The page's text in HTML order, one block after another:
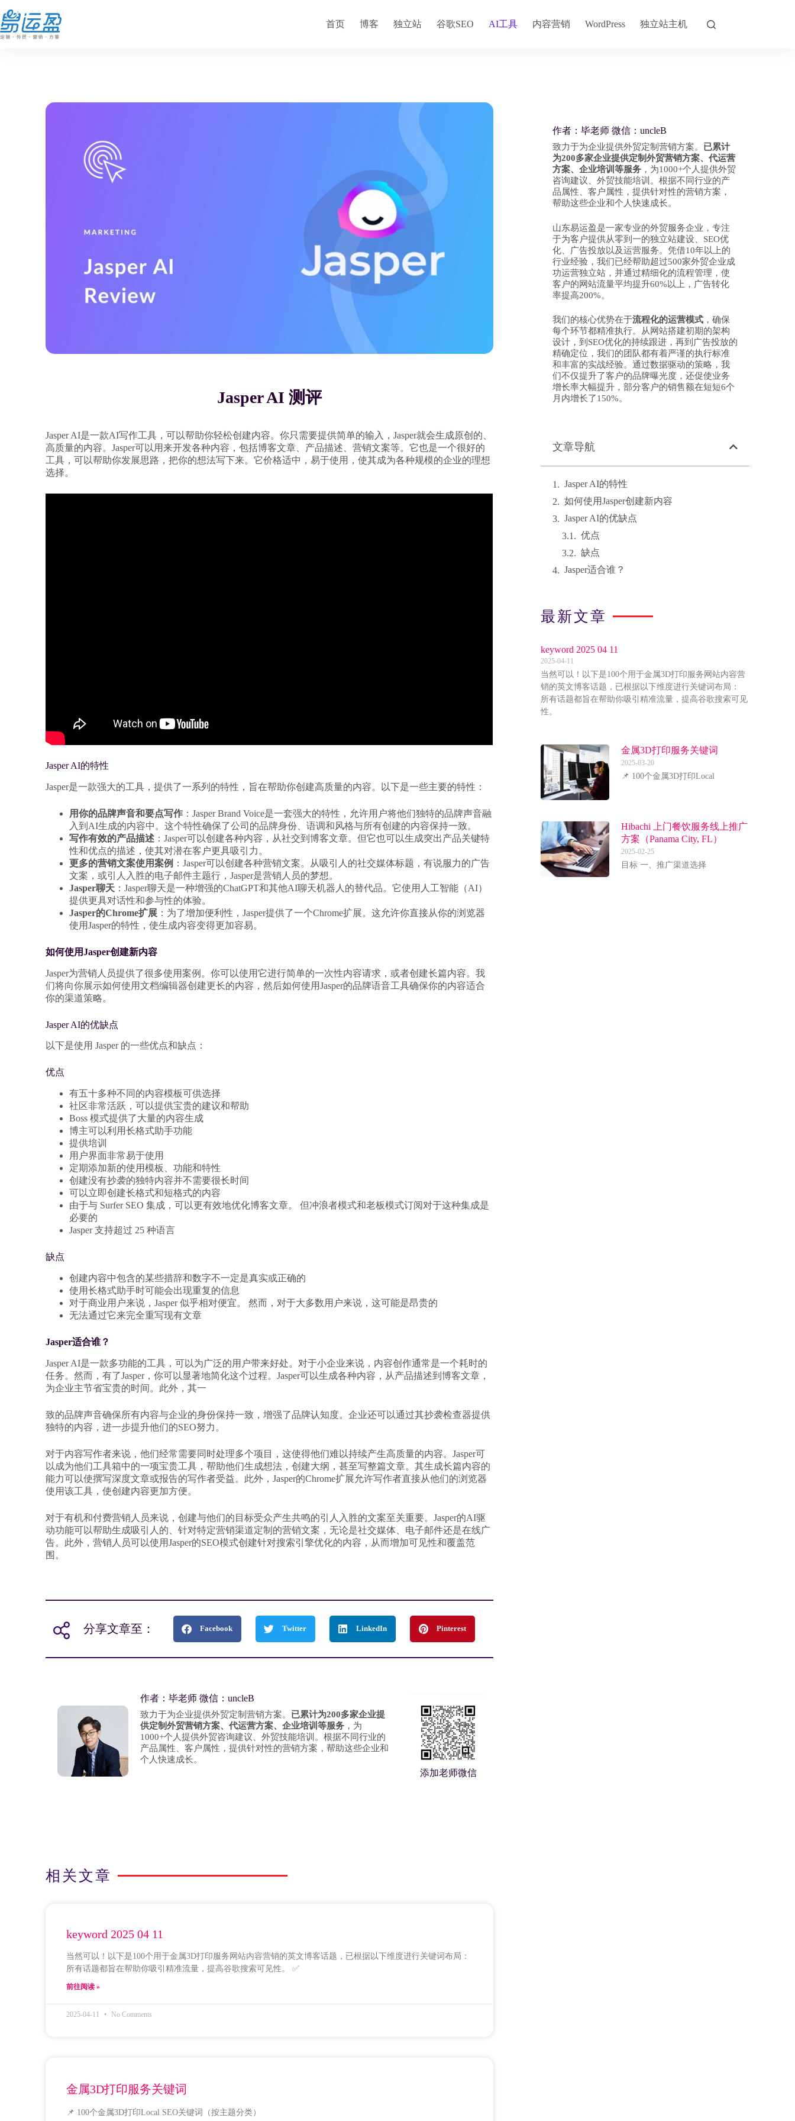
首页 博客 独立站 谷歌SEO AI工具 内容营销 WordPress 独立站主机
Jasper AI 测评
Jasper AI是一款AI写作工具，可以帮助你轻松创建内容。你只需要提供简单的输入，Jasper就会生成原创的、
高质量的内容。Jasper可以用来开发各种内容，包括博客文章、产品描述、营销文案等。它也是一个很好的
工具，可以帮助你发展思路，把你的想法写下来。它价格适中，易于使用，使其成为各种规模的企业的理想
选择。
Jasper AI的特性
Jasper是一款强大的工具，提供了一系列的特性，旨在帮助你创建高质量的内容。以下是一些主要的特性：
用你的品牌声音和要点写作 ：Jasper Brand Voice是一套强大的特性，允许用户将他们独特的品牌声音融
入到AI生成的内容中。这个特性确保了公司的品牌身份、语调和风格与所有创建的内容保持一致。
写作有效的产品描述 ：Jasper可以创建各种内容，从社交到博客文章。但它也可以生成突出产品关键特
性和优点的描述，使其对潜在客户更具吸引力。
更多的营销文案使用案例 ：Jasper可以创建各种营销文案。从吸引人的社交媒体标题，有说服力的广告
文案，或引人入胜的电子邮件主题行，Jasper是营销人员的梦想。
Jasper聊天 ：Jasper聊天是一种增强的ChatGPT和其他AI聊天机器人的替代品。它使用人工智能（AI）
提供更具对话性和参与性的体验。
Jasper的Chrome扩展 ：为了增加便利性，Jasper提供了一个Chrome扩展。这允许你直接从你的浏览器
使用Jasper的特性，使生成内容变得更加容易。
如何使用Jasper创建新内容
Jasper为营销人员提供了很多使用案例。你可以使用它进行简单的一次性内容请求，或者创建长篇内容。我
们将向你展示如何使用文档编辑器创建更长的内容，然后如何使用Jasper的品牌语音工具确保你的内容适合
你的渠道策略。
Jasper AI的优缺点
以下是使用 Jasper 的一些优点和缺点：
优点
有五十多种不同的内容模板可供选择
社区非常活跃，可以提供宝贵的建议和帮助
Boss 模式提供了大量的内容生成
博主可以利用长格式助手功能
提供培训
用户界面非常易于使用
定期添加新的使用模板、功能和特性
创建没有抄袭的独特内容并不需要很长时间
可以立即创建长格式和短格式的内容
由于与 Surfer SEO 集成，可以更有效地优化博客文章。 但冲浪者模式和老板模式订阅对于这种集成是
必要的
Jasper 支持超过 25 种语言
缺点
创建内容中包含的某些措辞和数字不一定是真实或正确的
使用长格式助手时可能会出现重复的信息
对于商业用户来说，Jasper 似乎相对便宜。 然而，对于大多数用户来说，这可能是昂贵的
无法通过它来完全重写现有文章
Jasper适合谁？
Jasper AI是一款多功能的工具，可以为广泛的用户带来好处。对于小企业来说，内容创作通常是一个耗时的
任务。然而，有了Jasper，你可以显著地简化这个过程。Jasper可以生成各种内容，从产品描述到博客文章，
为企业主节省宝贵的时间。此外，其一
致的品牌声音确保所有内容与企业的身份保持一致，增强了品牌认知度。企业还可以通过其抄袭检查器提供
独特的内容，进一步提升他们的SEO努力。
对于内容写作者来说，他们经常需要同时处理多个项目，这使得他们难以持续产生高质量的内容。Jasper可
以成为他们工具箱中的一项宝贵工具，帮助他们生成想法，创建大纲，甚至写整篇文章。其生成长篇内容的
能力可以使撰写深度文章或报告的写作者受益。此外，Jasper的Chrome扩展允许写作者直接从他们的浏览器
使用该工具，使创建内容更加方便。
对于有机和付费营销人员来说，创建与他们的目标受众产生共鸣的引人入胜的文案至关重要。Jasper的AI驱
动功能可以帮助生成吸引人的、针对特定营销渠道定制的营销文案，无论是社交媒体、电子邮件还是在线广
告。此外，营销人员可以使用Jasper的SEO模式创建针对搜索引擎优化的内容，从而增加可见性和覆盖范
围。
分享文章至： Facebook Twitter LinkedIn Pinterest
作者：毕老师 微信：uncleB
致力于为企业提供外贸定制营销方案。 已累计为200多家企业提
供定制外贸营销方案、代运营方案、企业培训等服务，为
1000+个人提供外贸咨询建议、外贸技能培训。根据不同行业的
产品属性、客户属性，提供针对性的营销方案，帮助这些企业和
个人快速成长。
添加老师微信
相关文章
keyword 2025 04 11
当然可以！以下是100个用于金属3D打印服务网站内容营销的英文博客话题，已根据以下维度进行关键词布局：
所有话题都旨在帮助你吸引精准流量，提高谷歌搜索可见性。 ✅
前往阅读 »
2025-04-11 No Comments
金属3D打印服务关键词
📌 100个金属3D打印Local SEO关键词（按主题分类）
作者：毕老师 微信：uncleB
致力于为企业提供外贸定制营销方案。 已累计
为200多家企业提供定制外贸营销方案、代运营
方案、企业培训等服务，为1000+个人提供外贸
咨询建议、外贸技能培训。根据不同行业的产
品属性、客户属性，提供针对性的营销方案，
帮助这些企业和个人快速成长。
山东易运盈是一家专业的外贸服务企业，专注
于为客户提供从零到一的独立站建设、SEO优
化、广告投放以及运营服务。凭借10年以上的
行业经验，我们已经帮助超过500家外贸企业成
功运营独立站，并通过精细化的流程管理，使
客户的网站流量平均提升60%以上，广告转化
率提高200%。
我们的核心优势在于流程化的运营模式，确保
每个环节都精准执行。从网站搭建初期的架构
设计，到SEO优化的持续跟进，再到广告投放的
精确定位，我们的团队都有着严谨的执行标准
和丰富的实战经验。通过数据驱动的策略，我
们不仅提升了客户的品牌曝光度，还促使业务
增长率大幅提升，部分客户的销售额在短短6个
月内增长了150%。
文章导航
Jasper AI的特性
如何使用Jasper创建新内容
Jasper AI的优缺点
优点
缺点
Jasper适合谁？
最新文章
keyword 2025 04 11
2025-04-11
当然可以！以下是100个用于金属3D打印服务网站内容营
销的英文博客话题，已根据以下维度进行关键词布局：
所有话题都旨在帮助你吸引精准流量，提高谷歌搜索可见
性。
金属3D打印服务关键词
2025-03-20
📌 100个金属3D打印Local
Hibachi 上门餐饮服务线上推广
方案（Panama City, FL）
2025-02-25
目标 一、推广渠道选择